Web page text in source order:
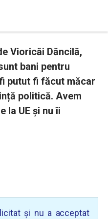
Vioricăi Dăncilă,
bani pentru
putut fi făcut măcar
politică. Avem
la UE și nu îi
și nu a acceptat